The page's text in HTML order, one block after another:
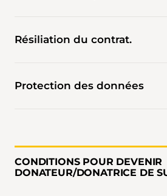
Résiliation du contrat.
Protection des données
CONDITIONS POUR DEVENIR
DONATEUR/DONATRICE DE